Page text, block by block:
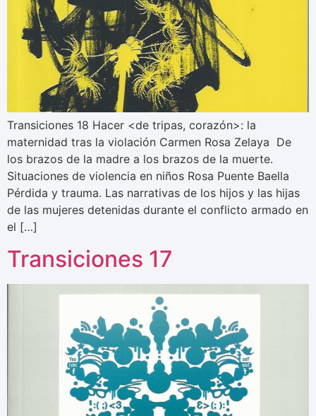
Transiciones 18 Hacer <de tripas, corazón>: la
maternidad tras la violación Carmen Rosa Zelaya De
los brazos de la madre a los brazos de la muerte.
Situaciones de violencia en niños Rosa Puente Baella
Pérdida y trauma. Las narrativas de los hijos y las hijas
de las mujeres detenidas durante el conflicto armado en
el […]
Transiciones 17